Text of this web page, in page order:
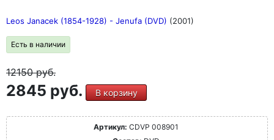
Leos Janacek (1854-1928) - Jenufa (DVD) (2001)
Есть в наличии
12150руб.
2845 руб. В корзину
Артикул: CDVP 008901